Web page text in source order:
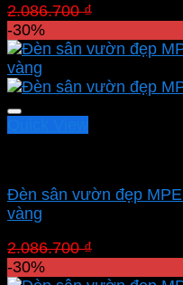
2.086.700₫
là:
-30%
Đèn sân vườn đẹp
vàng
2.086.700₫
-30%